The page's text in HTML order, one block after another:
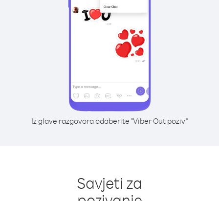
Iz glave razgovora odaberite "Viber Out poziv"
Savjeti za